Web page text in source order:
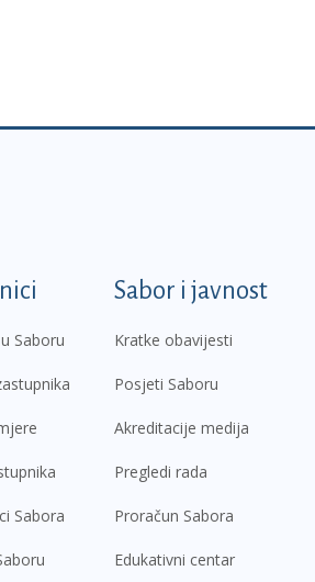
Saboru
Sabora
Sabor i javnost
Kratke obavijesti
Posjeti Saboru
Akreditacije medija
Pregledi rada
Proračun Sabora
Edukativni centar